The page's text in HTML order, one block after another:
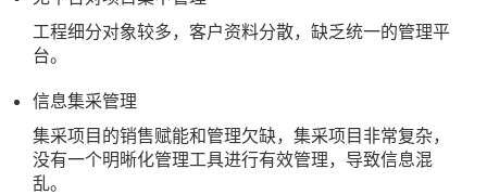
工程细分对象较多，客户资料分散，缺乏统一的管理平
台。
信息集采管理
集采项目的销售赋能和管理欠缺，集采项目非常复杂，
没有一个明晰化管理工具进行有效管理，导致信息混
乱。